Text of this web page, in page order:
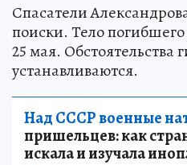
Спасатели
поиски. Тело
25 мая. Обстоятельства
устанавливаются.
Над СССР военные
пришельцев: как
искала и изучала